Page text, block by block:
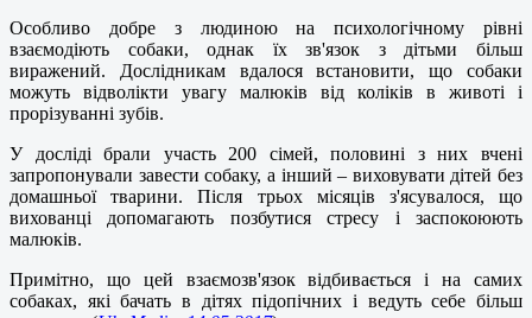
Особливо добре з людиною на психологічному рівні
взаємодіють собаки, однак їх зв'язок з дітьми більш
виражений. Дослідникам вдалося встановити, що собаки
можуть відволікти увагу малюків від коліків в животі і
прорізуванні зубів.
У досліді брали участь 200 сімей, половині з них вчені
запропонували завести собаку, а інший – виховувати дітей без
домашньої тварини. Після трьох місяців з'ясувалося, що
вихованці допомагають позбутися стресу і заспокоюють
малюків.
Примітно, що цей взаємозв'язок відбивається і на самих
собаках, які бачать в дітях підопічних і ведуть себе більш